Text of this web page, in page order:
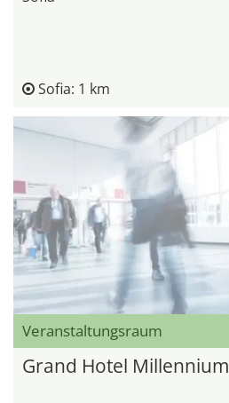
Sofia: 1 km
Veranstaltungsraum
Grand Hotel Millennium